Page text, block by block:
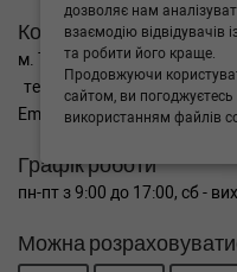
Контакти
м. Тернопіль вул.
тел. +38(099)650-59-19
Email.
Графік роботи
пн-пт з 9:00 до 17:00, сб -
Можна
дозволяє нам
взаємодію відвідувачів
та робити його краще.
Продовжуючи
сайтом, ви погоджуєтесь
використанням файлів